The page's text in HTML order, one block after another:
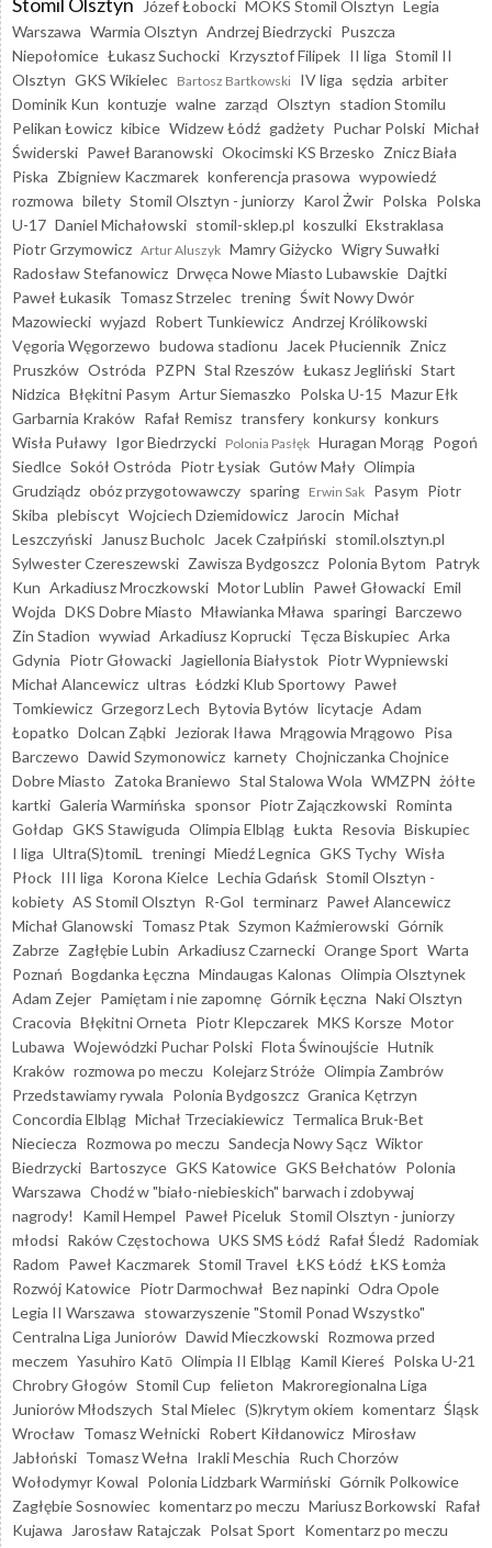
Józef Łobocki MOKS Stomil Olsztyn Legia
Warszawa Warmia Olsztyn Andrzej Biedrzycki Puszcza
Niepołomice Łukasz Suchocki Krzysztof Filipek II liga Stomil II
Olsztyn GKS Wikielec Bartosz Bartkowski IV liga sędzia arbiter
Dominik Kun kontuzje walne zarząd Olsztyn stadion Stomilu
Pelikan Łowicz kibice Widzew Łódź gadżety Puchar Polski Michał
Świderski Paweł Baranowski Okocimski KS Brzesko Znicz Biała
Piska Zbigniew Kaczmarek konferencja prasowa wypowiedź
rozmowa bilety Stomil Olsztyn - juniorzy Karol Żwir Polska Polska
U-17 Daniel Michałowski stomil-sklep.pl koszulki Ekstraklasa
Piotr Grzymowicz Artur Aluszyk Mamry Giżycko Wigry Suwałki
Radosław Stefanowicz Drwęca Nowe Miasto Lubawskie Dajtki
Paweł Łukasik Tomasz Strzelec trening Świt Nowy Dwór
Mazowiecki wyjazd Robert Tunkiewicz Andrzej Królikowski
Vęgoria Węgorzewo budowa stadionu Jacek Płuciennik Znicz
Pruszków Ostróda PZPN Stal Rzeszów Łukasz Jegliński Start
Nidzica Błękitni Pasym Artur Siemaszko Polska U-15 Mazur Ełk
Garbarnia Kraków Rafał Remisz transfery konkursy konkurs
Wisła Puławy Igor Biedrzycki Polonia Pasłęk Huragan Morąg Pogoń
Siedlce Sokół Ostróda Piotr Łysiak Gutów Mały Olimpia
Grudziądz obóz przygotowawczy sparing Erwin Sak Pasym Piotr
Skiba plebiscyt Wojciech Dziemidowicz Jarocin Michał
Leszczyński
Janusz Bucholc Jacek Czałpiński stomil.olsztyn.pl
Sylwester Czereszewski Zawisza Bydgoszcz Polonia Bytom Patryk
Kun Arkadiusz Mroczkowski Motor Lublin Paweł Głowacki Emil
Wojda DKS Dobre Miasto Mławianka Mława sparingi Barczewo
Zin Stadion wywiad Arkadiusz Koprucki Tęcza Biskupiec Arka
Gdynia Piotr Głowacki Jagiellonia Białystok Piotr Wypniewski
Michał Alancewicz ultras Łódzki Klub Sportowy Paweł
Tomkiewicz Grzegorz Lech Bytovia Bytów licytacje Adam
Łopatko Dolcan Ząbki Jeziorak Iława Mrągowia Mrągowo Pisa
Barczewo Dawid Szymonowicz karnety Chojniczanka Chojnice
Dobre Miasto Zatoka Braniewo Stal Stalowa Wola WMZPN żółte
kartki Galeria Warmińska sponsor Piotr Zajączkowski Rominta
Gołdap GKS Stawiguda Olimpia Elbląg Łukta Resovia Biskupiec
I liga Ultra(S)tomiL treningi Miedź Legnica GKS Tychy Wisła
Płock III liga Korona Kielce Lechia Gdańsk Stomil Olsztyn -
kobiety AS Stomil Olsztyn R-Gol terminarz Paweł Alancewicz
Michał Glanowski Tomasz Ptak Szymon Kaźmierowski Górnik
Zabrze Zagłębie Lubin Arkadiusz Czarnecki Orange Sport Warta
Poznań Bogdanka Łęczna Mindaugas Kalonas Olimpia Olsztynek
Adam Zejer Pamiętam i nie zapomnę Górnik Łęczna Naki Olsztyn
Cracovia Błękitni Orneta Piotr Klepczarek MKS Korsze Motor
Lubawa Wojewódzki Puchar Polski Flota Świnoujście Hutnik
Kraków rozmowa po meczu Kolejarz Stróże Olimpia Zambrów
Przedstawiamy rywala Polonia Bydgoszcz Granica Kętrzyn
Concordia Elbląg Michał Trzeciakiewicz Termalica Bruk-Bet
Nieciecza Rozmowa po meczu Sandecja Nowy Sącz Wiktor
Biedrzycki Bartoszyce GKS Katowice GKS Bełchatów Polonia
Warszawa Chodź w "biało-niebieskich" barwach i zdobywaj
nagrody!
Kamil Hempel Paweł Piceluk Stomil Olsztyn - juniorzy
młodsi Raków Częstochowa UKS SMS Łódź Rafał Śledź Radomiak
Radom Paweł Kaczmarek Stomil Travel ŁKS Łódź ŁKS Łomża
Rozwój Katowice Piotr Darmochwał Bez napinki Odra Opole
Legia II Warszawa stowarzyszenie "Stomil Ponad Wszystko"
Centralna Liga Juniorów Dawid Mieczkowski Rozmowa przed
meczem Yasuhiro Katō Olimpia II Elbląg Kamil Kiereś Polska U-21
Chrobry Głogów Stomil Cup felieton Makroregionalna Liga
Juniorów Młodszych Stal Mielec (S)krytym okiem komentarz Śląsk
Wrocław Tomasz Wełnicki Robert Kiłdanowicz Mirosław
Jabłoński Tomasz Wełna Irakli Meschia Ruch Chorzów
Wołodymyr Kowal Polonia Lidzbark Warmiński Górnik Polkowice
Zagłębie Sosnowiec komentarz po meczu Mariusz Borkowski Rafał
Kujawa
Jarosław Ratajczak Polsat Sport Komentarz po meczu